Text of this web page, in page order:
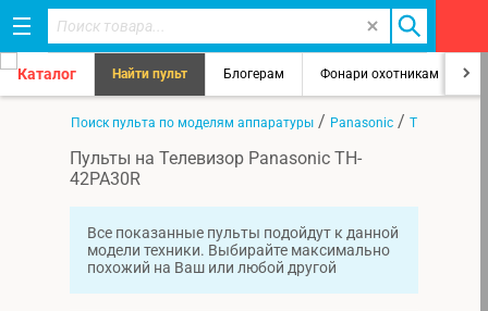
Каталог Найти пульт Блогерам Фонари охотникам
Поиск пульта по моделям аппаратуры / Panasonic / TH-42PA30R
Пульты на Телевизор Panasonic TH-
42PA30R
Все показанные пульты подойдут к данной
модели техники. Выбирайте максимально
похожий на Ваш или любой другой